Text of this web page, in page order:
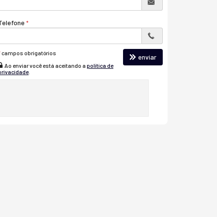
campos obrigatórios
Ao enviar você está aceitando a política de
.
enviar